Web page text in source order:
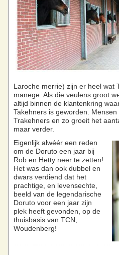
Laroche merrie) zijn er heel wat
manege. Als die veulens groot
altijd binnen de klantenkring
Takehners is geworden.
Trakehners en zo groeit het
maar verder.
Eigenlijk alwéér een reden
om de Doruto een jaar bij
Rob en Hetty neer te zetten!
Het was dan ook dubbel en
dwars verdiend dat het
prachtige, en levensechte,
beeld van de legendarische
Doruto voor een jaar zijn
plek heeft gevonden, op de
thuisbasis van TCN,
Woudenberg!